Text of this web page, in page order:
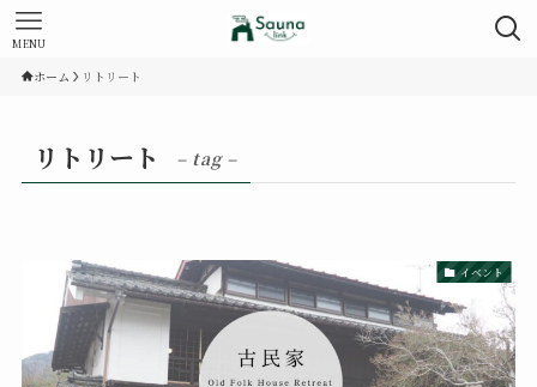
MENU
ホーム リトリート
リトリート – tag –
イベント